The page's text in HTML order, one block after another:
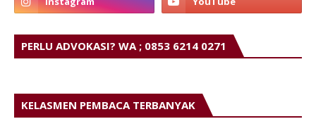
PERLU ADVOKASI? WA ; 0853 6214 0271
KELASMEN PEMBACA TERBANYAK